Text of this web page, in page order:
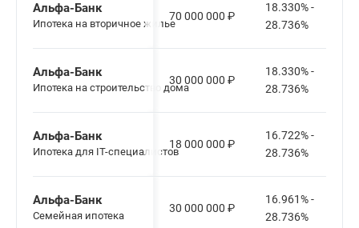
Альфа-Банк
Ипотека на вторичное жилье
70 000 000 ₽
18.330% -
28.736%
Альфа-Банк
Ипотека на строительство дома
30 000 000 ₽
18.330% -
28.736%
Альфа-Банк
Ипотека для IT-специалистов
18 000 000 ₽
16.722% -
28.736%
Альфа-Банк
Семейная ипотека
30 000 000 ₽
16.961% -
28.736%